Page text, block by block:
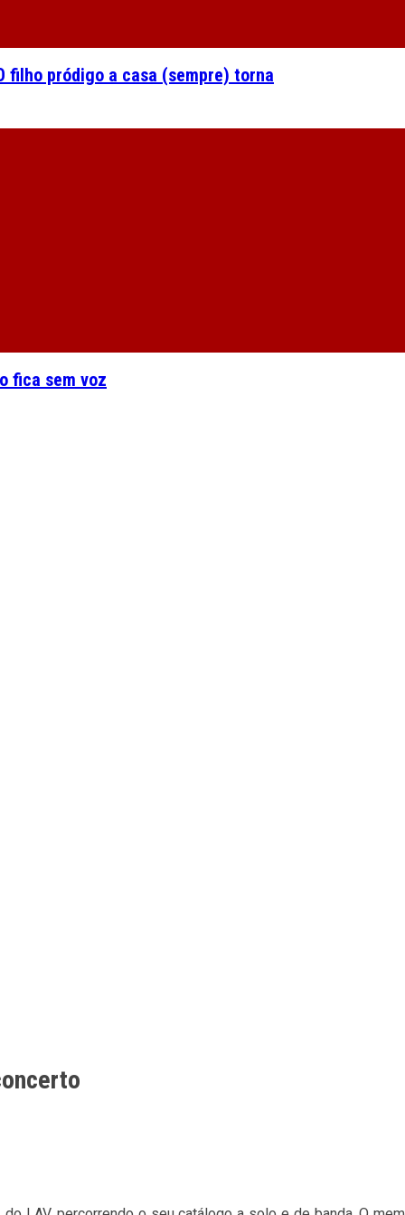
filho pródigo a casa (sempre) torna
fica sem voz